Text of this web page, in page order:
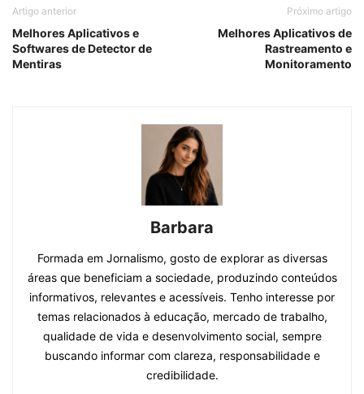
Artigo anterior
Melhores Aplicativos e
Softwares de Detector de
Mentiras
Próximo artigo
Melhores Aplicativos de
Rastreamento e
Monitoramento
Barbara
Formada em Jornalismo, gosto de explorar as diversas
áreas que beneficiam a sociedade, produzindo conteúdos
informativos, relevantes e acessíveis. Tenho interesse por
temas relacionados à educação, mercado de trabalho,
qualidade de vida e desenvolvimento social, sempre
buscando informar com clareza, responsabilidade e
credibilidade.